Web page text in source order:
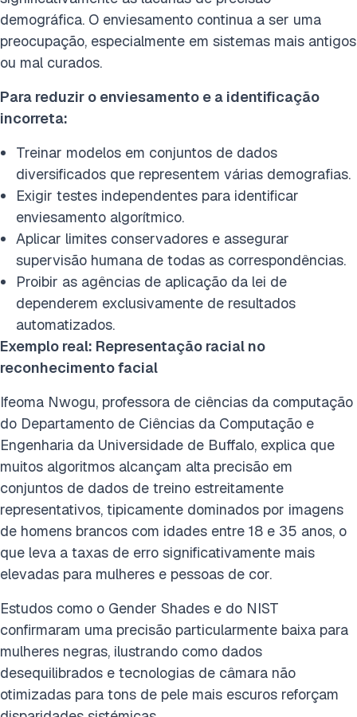
demográfica. O enviesamento continua a ser uma
preocupação, especialmente em sistemas mais antigos
ou mal curados.
Para reduzir o enviesamento e a identificação
incorreta:
Treinar modelos em conjuntos de dados
diversificados que representem várias demografias.
Exigir testes independentes para identificar
enviesamento algorítmico.
Aplicar limites conservadores e assegurar
supervisão humana de todas as correspondências.
Proibir as agências de aplicação da lei de
dependerem exclusivamente de resultados
automatizados.
Exemplo real: Representação racial no
reconhecimento facial
Ifeoma Nwogu, professora de ciências da computação
do Departamento de Ciências da Computação e
Engenharia da Universidade de Buffalo, explica que
muitos algoritmos alcançam alta precisão em
conjuntos de dados de treino estreitamente
representativos, tipicamente dominados por imagens
de homens brancos com idades entre 18 e 35 anos, o
que leva a taxas de erro significativamente mais
elevadas para mulheres e pessoas de cor.
Estudos como o Gender Shades e do NIST
confirmaram uma precisão particularmente baixa para
mulheres negras, ilustrando como dados
desequilibrados e tecnologias de câmara não
otimizadas para tons de pele mais escuros reforçam